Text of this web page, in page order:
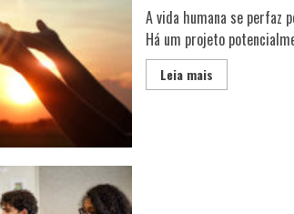
A vida humana se perfaz
Há um projeto
Leia mais